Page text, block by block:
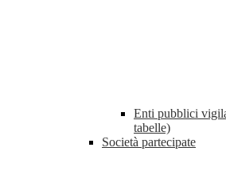
Enti pubblici
tabelle)
Società partecipate